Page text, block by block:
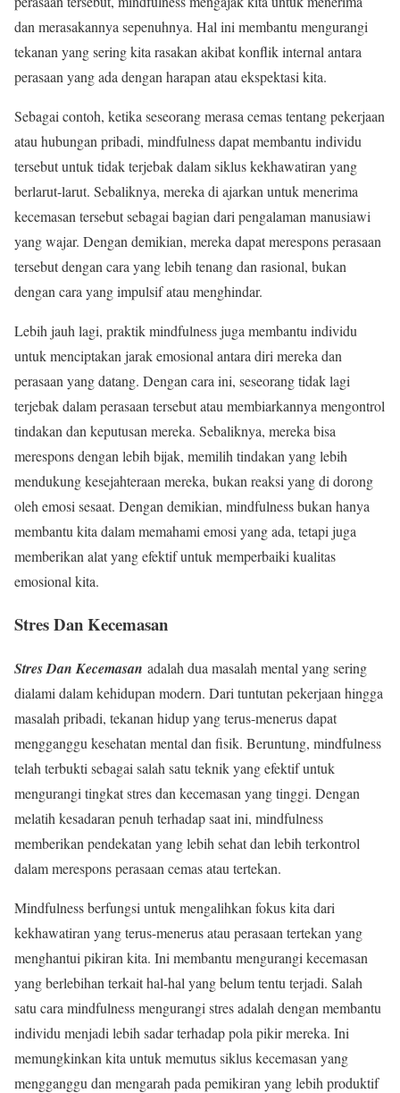
dan merasakannya sepenuhnya. Hal ini membantu mengurangi
tekanan yang sering kita rasakan akibat konflik internal antara
perasaan yang ada dengan harapan atau ekspektasi kita.
Sebagai contoh, ketika seseorang merasa cemas tentang pekerjaan
atau hubungan pribadi, mindfulness dapat membantu individu
tersebut untuk tidak terjebak dalam siklus kekhawatiran yang
berlarut-larut. Sebaliknya, mereka di ajarkan untuk menerima
kecemasan tersebut sebagai bagian dari pengalaman manusiawi
yang wajar. Dengan demikian, mereka dapat merespons perasaan
tersebut dengan cara yang lebih tenang dan rasional, bukan
dengan cara yang impulsif atau menghindar.
Lebih jauh lagi, praktik mindfulness juga membantu individu
untuk menciptakan jarak emosional antara diri mereka dan
perasaan yang datang. Dengan cara ini, seseorang tidak lagi
terjebak dalam perasaan tersebut atau membiarkannya mengontrol
tindakan dan keputusan mereka. Sebaliknya, mereka bisa
merespons dengan lebih bijak, memilih tindakan yang lebih
mendukung kesejahteraan mereka, bukan reaksi yang di dorong
oleh emosi sesaat. Dengan demikian, mindfulness bukan hanya
membantu kita dalam memahami emosi yang ada, tetapi juga
memberikan alat yang efektif untuk memperbaiki kualitas
emosional kita.
Stres Dan Kecemasan
Stres Dan Kecemasan adalah dua masalah mental yang sering
dialami dalam kehidupan modern. Dari tuntutan pekerjaan hingga
masalah pribadi, tekanan hidup yang terus-menerus dapat
mengganggu kesehatan mental dan fisik. Beruntung, mindfulness
telah terbukti sebagai salah satu teknik yang efektif untuk
mengurangi tingkat stres dan kecemasan yang tinggi. Dengan
melatih kesadaran penuh terhadap saat ini, mindfulness
memberikan pendekatan yang lebih sehat dan lebih terkontrol
dalam merespons perasaan cemas atau tertekan.
Mindfulness berfungsi untuk mengalihkan fokus kita dari
kekhawatiran yang terus-menerus atau perasaan tertekan yang
menghantui pikiran kita. Ini membantu mengurangi kecemasan
yang berlebihan terkait hal-hal yang belum tentu terjadi. Salah
satu cara mindfulness mengurangi stres adalah dengan membantu
individu menjadi lebih sadar terhadap pola pikir mereka. Ini
memungkinkan kita untuk memutus siklus kecemasan yang
mengganggu dan mengarah pada pemikiran yang lebih produktif